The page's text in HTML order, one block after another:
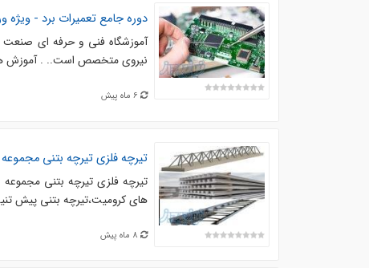
دوره جامع تعمیرات برد - ویژه
آموزشگاه فنی و حرفه ای صنعت و
نیروی متخصص است.. . آموزش ها
6 ماه پیش
تیرچه فلزی تیرچه بتنی
تیرچه فلزی تیرچه بتنی مجموعه
های کرومیت،تیرچه بتنی پیش
8 ماه پیش